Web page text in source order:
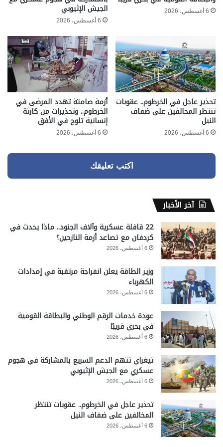
6 أغسطس، 2026 الجيش الإثيوبي
6 أغسطس، 2026
تحذير عاجل في الخرطوم.. عقوبات
تنتظر المخالفين على ضفاف
النيل
6 أغسطس، 2026
أزمة صامتة تهدد المرضى في
الخرطوم.. وتحذيرات من كارثة
إنسانية تلوح في الأفق
6 أغسطس، 2026
اكتب تعليقك
آخر الأخبار
22 قافلة عسكرية وآلاف الجنود.. ماذا يحدث في
كردفان مع تصاعد أزمة النازحين؟
6 أغسطس، 2026
وزير الطاقة يعلن انفراجة مرتقبة في إمدادات
الكهرباء
6 أغسطس، 2026
عودة خدمات الرقم الوطني والبطاقة القومية
في بحري قريبًا
6 أغسطس، 2026
تيغراي تتهم الدعم السريع بالمشاركة في هجوم
عسكري مع الجيش الإثيوبي
6 أغسطس، 2026
تحذير عاجل في الخرطوم.. عقوبات تنتظر
المخالفين على ضفاف النيل
6 أغسطس، 2026